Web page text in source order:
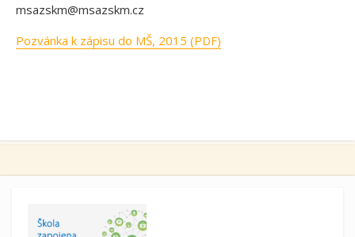
msazskm@msazskm.cz
Pozvánka k zápisu do MŠ, 2015 (PDF)